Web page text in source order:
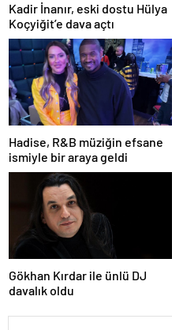
Kadir İnanır, eski dostu Hülya
Koçyiğit’e dava açtı
Hadise, R&B müziğin efsane
ismiyle bir araya geldi
Gökhan Kırdar ile ünlü DJ
davalık oldu